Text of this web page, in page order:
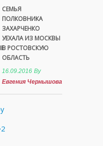
СЕМЬЯ
ПОЛКОВНИКА
ЗАХАРЧЕНКО
УЕХАЛА ИЗ МОСКВЫ
В РОСТОВСКУЮ
ОБЛАСТЬ
16.09.2016 By
Евгения Чернышова